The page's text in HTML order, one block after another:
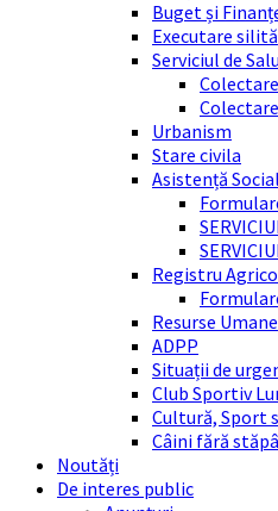
Buget și
Executare silită
Serviciul de
Urbanism
Stare civila
Asistență
Registru
Resurse Umane
ADPP
Situații de
Club Sportiv
Cultură, Sport
Câini fără
Noutăți
De interes public